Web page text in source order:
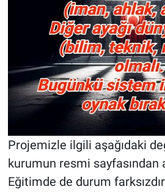
Projemizle ilgili aşağıdaki
kurumun resmi sayfasından
Eğitimde de durum